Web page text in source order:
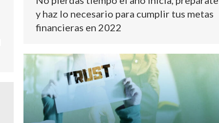
y haz lo necesario para cumplir tus metas
financieras en 2022